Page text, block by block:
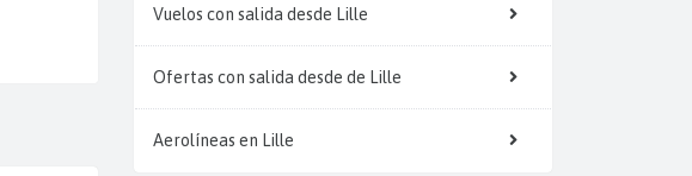
Vuelos con salida desde Lille
Ofertas con salida desde de Lille
Aerolíneas en Lille